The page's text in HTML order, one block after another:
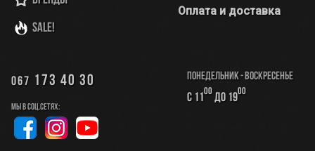
SALE!
Оплата и доставка
067 173 40 30
Мы в соц.сетях:
Понедельник - Воскресенье
с 1100 до 1900